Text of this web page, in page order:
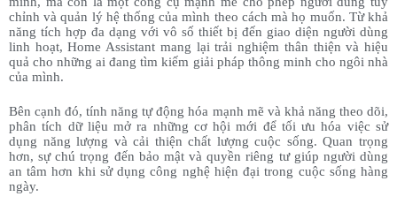
chỉnh và quản lý hệ thống của mình theo cách mà họ muốn. Từ khả
năng tích hợp đa dạng với vô số thiết bị đến giao diện người dùng
linh hoạt, Home Assistant mang lại trải nghiệm thân thiện và hiệu
quả cho những ai đang tìm kiếm giải pháp thông minh cho ngôi nhà
của mình.
Bên cạnh đó, tính năng tự động hóa mạnh mẽ và khả năng theo dõi,
phân tích dữ liệu mở ra những cơ hội mới để tối ưu hóa việc sử
dụng năng lượng và cải thiện chất lượng cuộc sống. Quan trọng
hơn, sự chú trọng đến bảo mật và quyền riêng tư giúp người dùng
an tâm hơn khi sử dụng công nghệ hiện đại trong cuộc sống hàng
ngày.